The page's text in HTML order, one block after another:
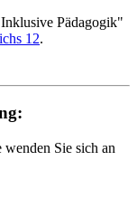
Pädagogik"
12.
Sie sich an